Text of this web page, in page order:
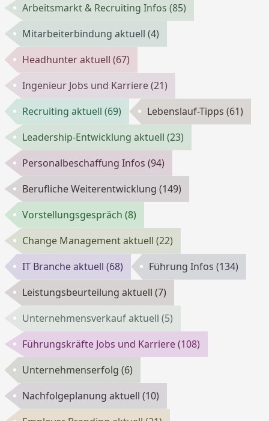
Arbeitsmarkt & Recruiting Infos(85)
Mitarbeiterbindung aktuell(4)
Headhunter aktuell(67)
Ingenieur Jobs und Karriere(21)
Recruiting aktuell(69) Lebenslauf-Tipps(61)
Leadership-Entwicklung aktuell(23)
Personalbeschaffung Infos(94)
Berufliche Weiterentwicklung(149)
Vorstellungsgespräch(8)
Change Management aktuell(22)
IT Branche aktuell(68) Führung Infos(134)
Leistungsbeurteilung aktuell(7)
Unternehmensverkauf aktuell(5)
Führungskräfte Jobs und Karriere(108)
Unternehmenserfolg(6)
Nachfolgeplanung aktuell(10)